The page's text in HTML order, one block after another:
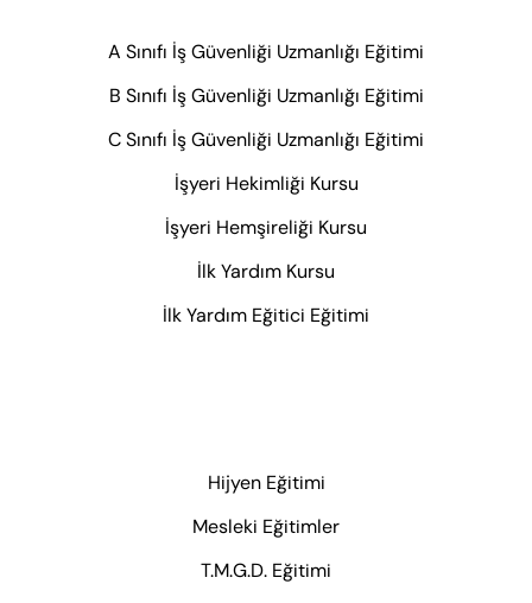
A Sınıfı İş Güvenliği Uzmanlığı Eğitimi
B Sınıfı İş Güvenliği Uzmanlığı Eğitimi
C Sınıfı İş Güvenliği Uzmanlığı Eğitimi
İşyeri Hekimliği Kursu
İşyeri Hemşireliği Kursu
İlk Yardım Kursu
İlk Yardım Eğitici Eğitimi
Hijyen Eğitimi
Mesleki Eğitimler
T.M.G.D. Eğitimi